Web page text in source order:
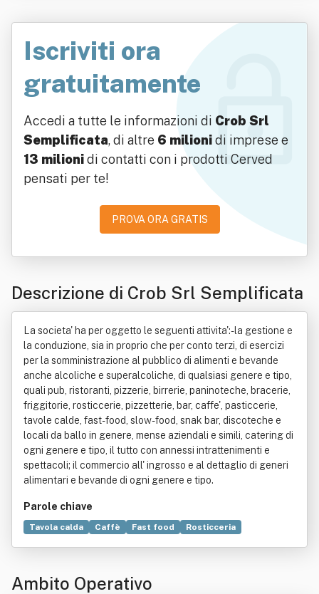
Iscriviti ora
gratuitamente
Accedi a tutte le informazioni di Crob Srl
Semplificata, di altre 6 milionidi imprese e
13 milionidi contatti con i prodotti Cerved
pensati per te!
PROVA ORA GRATIS
Descrizione di Crob Srl Semplificata
La societa' ha per oggetto le seguenti attivita':- la gestione e
la conduzione, sia in proprio che per conto terzi, di esercizi
per la somministrazione al pubblico di alimenti e bevande
anche alcoliche e superalcoliche, di qualsiasi genere e tipo,
quali pub, ristoranti, pizzerie, birrerie, paninoteche, bracerie,
friggitorie, rosticcerie, pizzetterie, bar, caffe', pasticcerie,
tavole calde, fast- food, slow- food, snak bar, discoteche e
locali da ballo in genere, mense aziendali e simili, catering di
ogni genere e tipo, il tutto con annessi intrattenimenti e
spettacoli; il commercio all' ingrosso e al dettaglio di generi
alimentari e bevande di ogni genere e tipo.
Parole chiave
Tavola calda Caffè Fast food
Rosticceria
Ristorante
Ambito Operativo